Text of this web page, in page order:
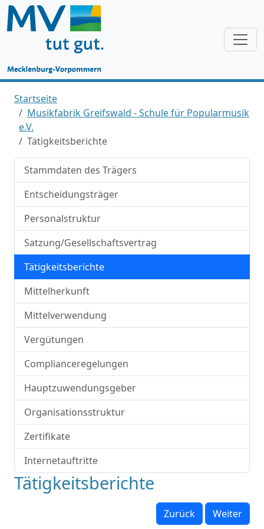
Startseite
Musikfabrik Greifswald - Schule für Popularmusik
e.V.
Tätigkeitsberichte
Stammdaten des Trägers
Entscheidungsträger
Personalstruktur
Satzung/Gesellschaftsvertrag
Tätigkeitsberichte
Mittelherkunft
Mittelverwendung
Vergütungen
Complianceregelungen
Hauptzuwendungsgeber
Organisationsstruktur
Zertifikate
Internetauftritte
Tätigkeitsberichte
Zurück Weiter